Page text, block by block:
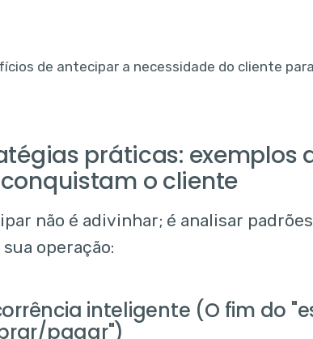
práticas: exemplos
o cliente
não é adivinhar; é analisar
sua operação:
inteligente (O fim do
pagar")